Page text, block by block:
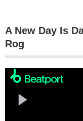
A New Day Is
Rog